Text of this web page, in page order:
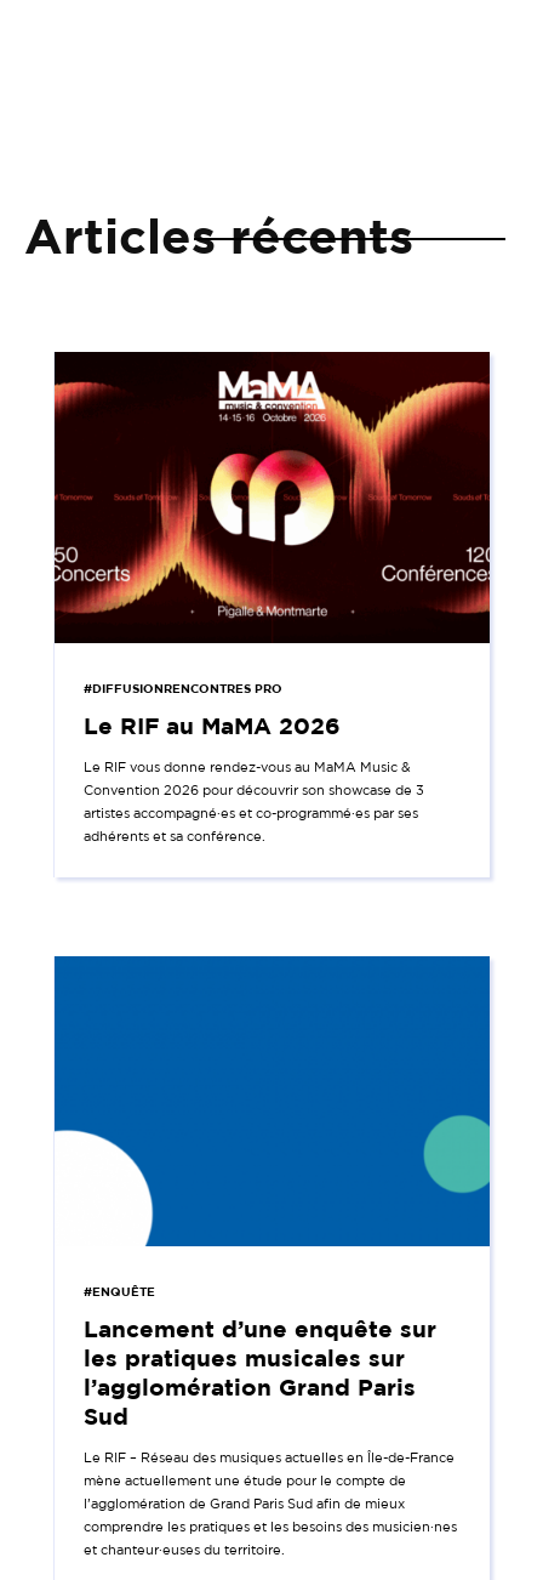
Articles récents
#DIFFUSIONRENCONTRES PRO
Le RIF au MaMA 2026
Le RIF vous donne rendez-vous au MaMA Music &
Convention 2026 pour découvrir son showcase de 3
artistes accompagné·es et co-programmé·es par ses
adhérents et sa conférence.
#ENQUÊTE
Lancement d’une enquête sur
les pratiques musicales sur
l’agglomération Grand Paris
Sud
Le RIF – Réseau des musiques actuelles en Île-de-France
mène actuellement une étude pour le compte de
l’agglomération de Grand Paris Sud afin de mieux
comprendre les pratiques et les besoins des musicien·nes
et chanteur·euses du territoire.